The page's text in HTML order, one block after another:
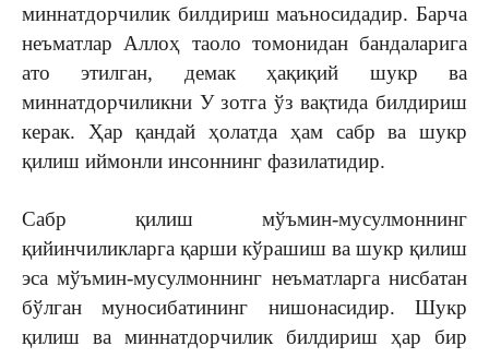
миннатдорчилик билдириш маъносидадир. Барча
неъматлар Аллоҳ таоло томонидан бандаларига
ато этилган, демак ҳақиқий шукр ва
миннатдорчиликни У зотга ўз вақтида билдириш
керак. Ҳар қандай ҳолатда ҳам сабр ва шукр
қилиш иймонли инсоннинг фазилатидир.
Сабр қилиш мўъмин-мусулмоннинг
қийинчиликларга қарши кўрашиш ва шукр қилиш
эса мўъмин-мусулмоннинг неъматларга нисбатан
бўлган муносибатининг нишонасидир. Шукр
қилиш ва миннатдорчилик билдириш ҳар бир